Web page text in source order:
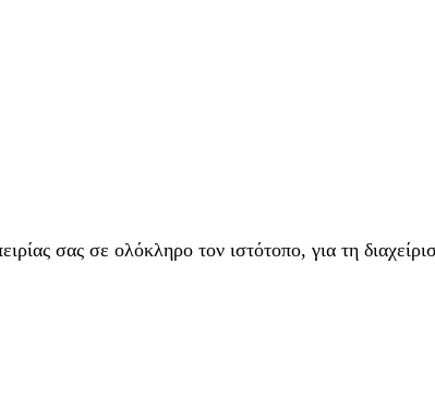
σας σε ολόκληρο τον ιστότοπο, για τη